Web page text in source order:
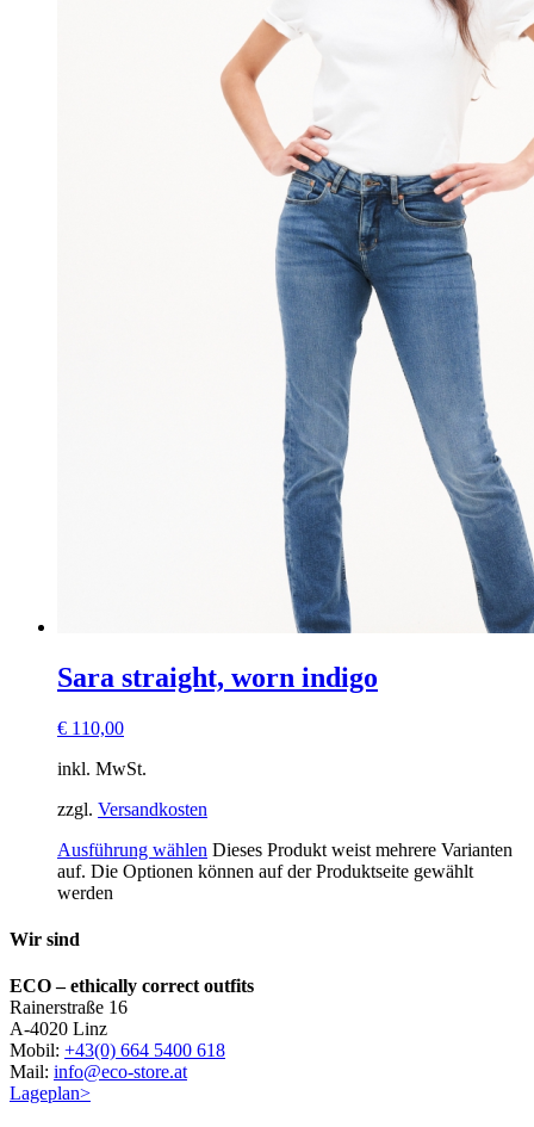
Sara straight, worn indigo
€ 110,00
inkl. MwSt.
zzgl. Versandkosten
Ausführung wählen Dieses Produkt weist mehrere Varianten
auf. Die Optionen können auf der Produktseite gewählt
werden
Wir sind
ECO – ethically correct outfits
Rainerstraße 16
A-4020 Linz
Mobil: +43(0) 664 5400 618
Mail: info@eco-store.at
Lageplan>